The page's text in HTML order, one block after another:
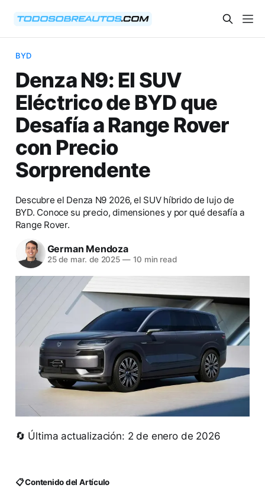
BYD
Denza N9: El SUV
Eléctrico de BYD que
Desafía a Range Rover
con Precio
Sorprendente
Descubre el Denza N9 2026, el SUV híbrido de lujo de
BYD. Conoce su precio, dimensiones y por qué desafía a
Range Rover.
German Mendoza
25 de mar. de 2025 — 10 min read
🔄 Última actualización: 2 de enero de 2026
📋 Contenido del Artículo